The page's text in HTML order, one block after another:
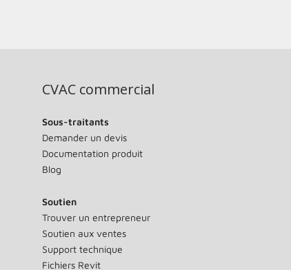
CVAC commercial
Sous-traitants
Demander un devis
Documentation produit
Blog
Soutien
Trouver un entrepreneur
Soutien aux ventes
Support technique
Fichiers Revit